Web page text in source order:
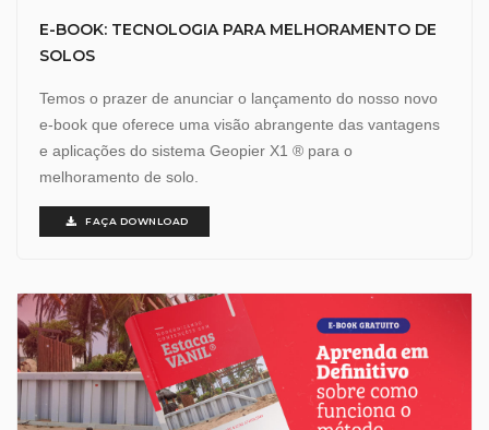
E-BOOK: TECNOLOGIA PARA MELHORAMENTO DE
SOLOS
Temos o prazer de anunciar o lançamento do nosso novo
e-book que oferece uma visão abrangente das vantagens
e aplicações do sistema Geopier X1 ® para o
melhoramento de solo.
FAÇA DOWNLOAD